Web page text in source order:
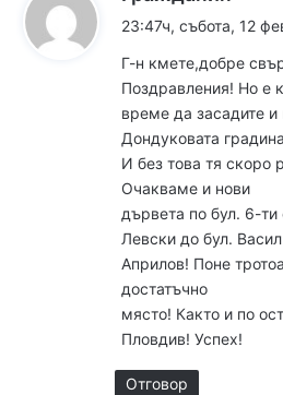
а
:
23:47ч, събота, 12
Г-н кмете,добре
Поздравления! Но е
време да засадите и
Дондуковата
И без това тя скоро
Очакваме и нови
дървета по бул. 6-
Левски до бул. Васил
Априлов! Поне
достатъчно
място! Както и по
Пловдив! Успех!
Отговор